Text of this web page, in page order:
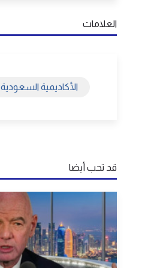
العلامات
الأكاديمية السعودية
قد تحب أيضا